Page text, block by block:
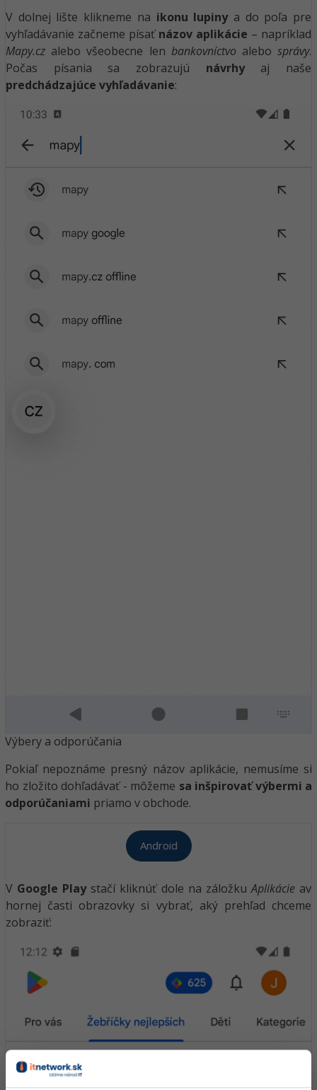
V dolnej lište klikneme na ikonu lupinya do poľa pre
vyhľadávanie začneme písať názov aplikácie – napríklad
Mapy.cz alebo všeobecne len bankovníctvo alebosprávy.
Počas písania sa zobrazujú návrhyaj naše
predchádzajúce vyhľadávanie:
Výbery a odporúčania
Pokiaľ nepoznáme presný názov aplikácie, nemusíme si
ho zložito dohľadávať - môžeme sa inšpirovať výbermi a
odporúčaniami priamo v obchode.
Android
V Google Playstačí kliknúť dole na záložkuAplikácieav
hornej časti obrazovky si vybrať, aký prehľad chceme
zobraziť: